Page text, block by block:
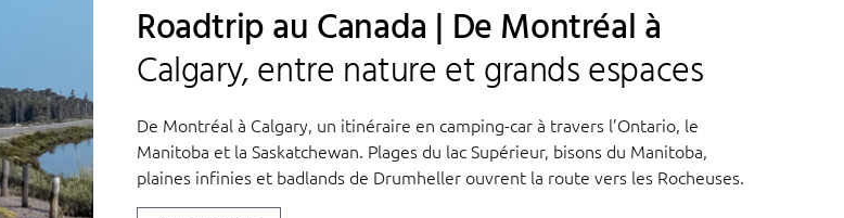
Roadtrip au Canada | De Montréal à
Calgary, entre nature et grands espaces
De Montréal à Calgary, un itinéraire en camping-car à travers l’Ontario, le
Manitoba et la Saskatchewan. Plages du lac Supérieur, bisons du Manitoba,
plaines infinies et badlands de Drumheller ouvrent la route vers les Rocheuses.